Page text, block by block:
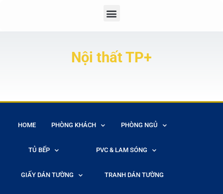
Nội thất TP+
HOME PHÒNG KHÁCH PHÒNG NGỦ
TỦ BẾP PVC & LAM SÓNG
GIẤY DÁN TƯỜNG TRANH DÁN TƯỜNG